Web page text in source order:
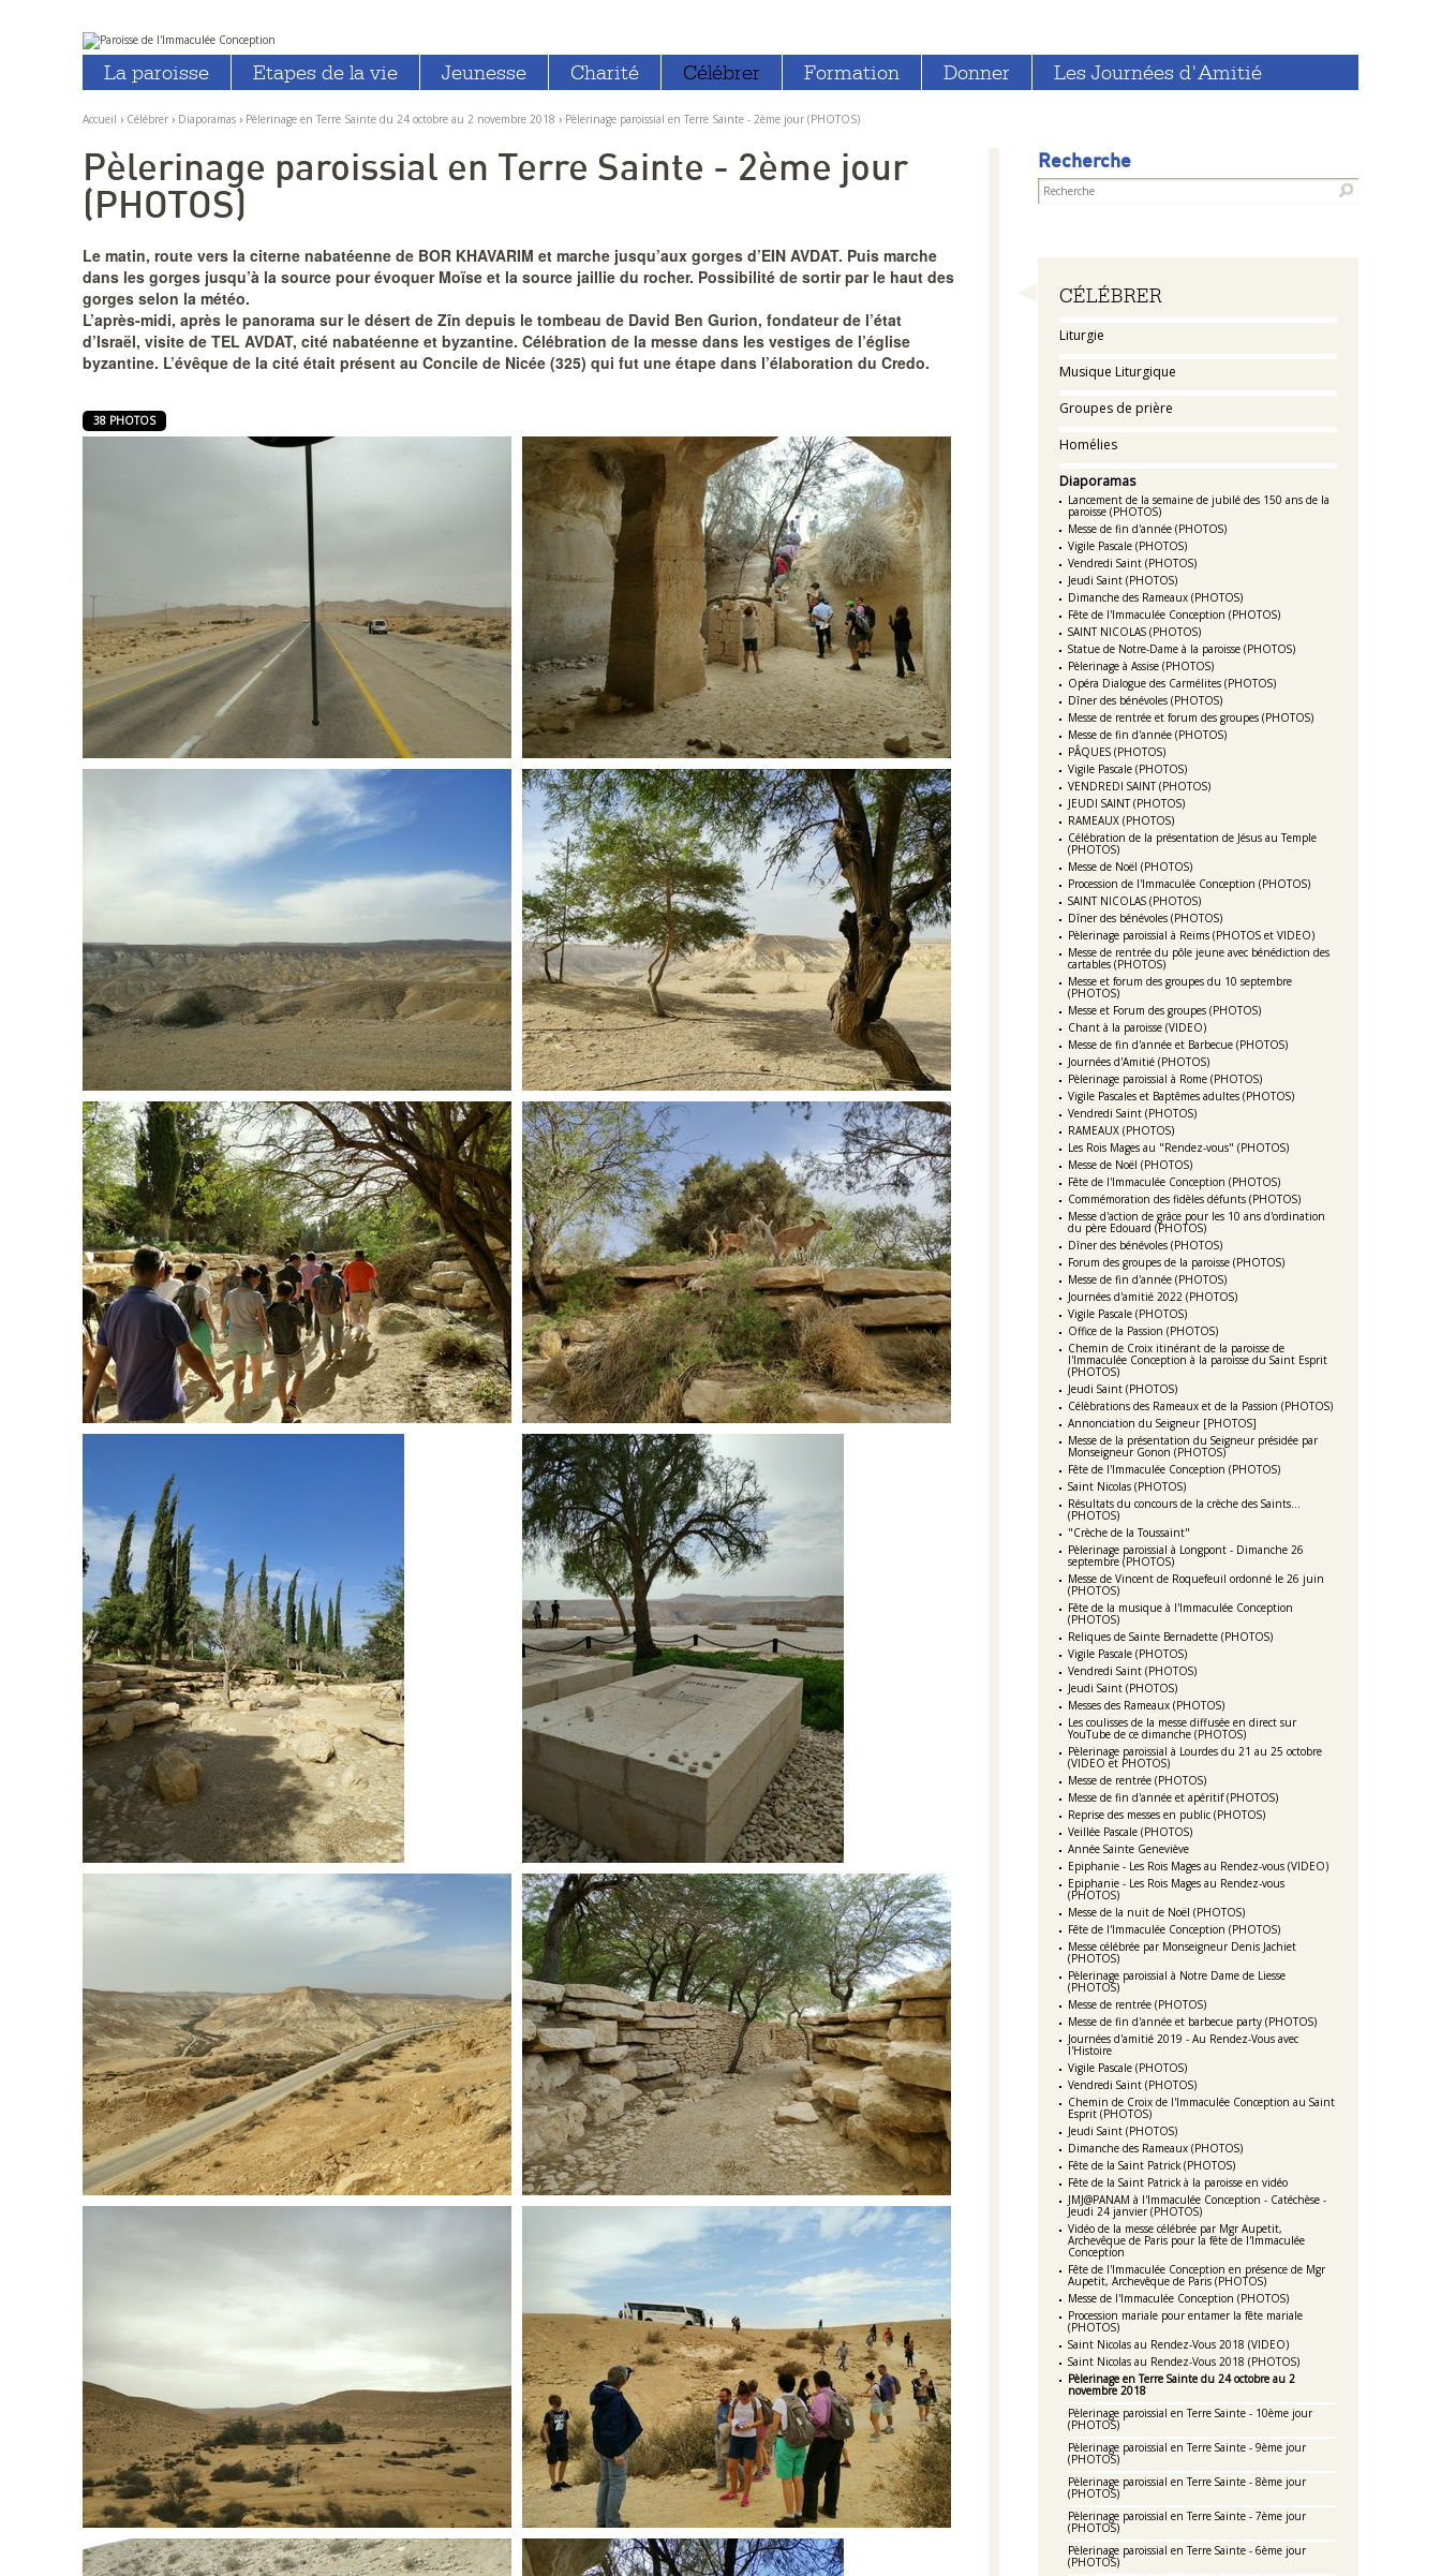
Aller
au
contenu.
à
Outils
personnels
La paroisse Etapes de la vie Jeunesse Charité Célébrer Formation Donner Les Journées d'Amitié
Accueil › Célébrer › Diaporamas › Pèlerinage en Terre Sainte du 24 octobre au 2 novembre 2018 › Pèlerinage paroissial en Terre Sainte - 2ème jour (PHOTOS)
Recherche
Navigation
CÉLÉBRER
Liturgie
Musique Liturgique
Groupes de prière
Homélies
Diaporamas
Lancement de la semaine de jubilé des 150 ans de la
paroisse (PHOTOS)
Messe de fin d'année (PHOTOS)
Vigile Pascale (PHOTOS)
Vendredi Saint (PHOTOS)
Jeudi Saint (PHOTOS)
Dimanche des Rameaux (PHOTOS)
Fête de l'Immaculée Conception (PHOTOS)
SAINT NICOLAS (PHOTOS)
Statue de Notre-Dame à la paroisse (PHOTOS)
Pèlerinage à Assise (PHOTOS)
Opéra Dialogue des Carmélites (PHOTOS)
Dîner des bénévoles (PHOTOS)
Messe de rentrée et forum des groupes (PHOTOS)
Messe de fin d'année (PHOTOS)
PÂQUES (PHOTOS)
Vigile Pascale (PHOTOS)
VENDREDI SAINT (PHOTOS)
JEUDI SAINT (PHOTOS)
RAMEAUX (PHOTOS)
Célébration de la présentation de Jésus au Temple
(PHOTOS)
Messe de Noël (PHOTOS)
Procession de l'Immaculée Conception (PHOTOS)
SAINT NICOLAS (PHOTOS)
Dîner des bénévoles (PHOTOS)
Pèlerinage paroissial à Reims (PHOTOS et VIDEO)
Messe de rentrée du pôle jeune avec bénédiction des
cartables (PHOTOS)
Messe et forum des groupes du 10 septembre
(PHOTOS)
Messe et Forum des groupes (PHOTOS)
Chant à la paroisse (VIDEO)
Messe de fin d'année et Barbecue (PHOTOS)
Journées d'Amitié (PHOTOS)
Pèlerinage paroissial à Rome (PHOTOS)
Vigile Pascales et Baptêmes adultes (PHOTOS)
Vendredi Saint (PHOTOS)
RAMEAUX (PHOTOS)
Les Rois Mages au "Rendez-vous" (PHOTOS)
Messe de Noël (PHOTOS)
Fête de l'Immaculée Conception (PHOTOS)
Commémoration des fidèles défunts (PHOTOS)
Messe d'action de grâce pour les 10 ans d'ordination
du père Edouard (PHOTOS)
Dîner des bénévoles (PHOTOS)
Forum des groupes de la paroisse (PHOTOS)
Messe de fin d'année (PHOTOS)
Journées d'amitié 2022 (PHOTOS)
Vigile Pascale (PHOTOS)
Office de la Passion (PHOTOS)
Chemin de Croix itinérant de la paroisse de
l'Immaculée Conception à la paroisse du Saint Esprit
(PHOTOS)
Jeudi Saint (PHOTOS)
Célèbrations des Rameaux et de la Passion (PHOTOS)
Annonciation du Seigneur [PHOTOS]
Messe de la présentation du Seigneur présidée par
Monseigneur Gonon (PHOTOS)
Fête de l'Immaculée Conception (PHOTOS)
Saint Nicolas (PHOTOS)
Résultats du concours de la crèche des Saints...
(PHOTOS)
"Crèche de la Toussaint"
Pèlerinage paroissial à Longpont - Dimanche 26
septembre (PHOTOS)
Messe de Vincent de Roquefeuil ordonné le 26 juin
(PHOTOS)
Fête de la musique à l'Immaculée Conception
(PHOTOS)
Reliques de Sainte Bernadette (PHOTOS)
Vigile Pascale (PHOTOS)
Vendredi Saint (PHOTOS)
Jeudi Saint (PHOTOS)
Messes des Rameaux (PHOTOS)
Les coulisses de la messe diffusée en direct sur
YouTube de ce dimanche (PHOTOS)
Pèlerinage paroissial à Lourdes du 21 au 25 octobre
(VIDEO et PHOTOS)
Messe de rentrée (PHOTOS)
Messe de fin d'année et apéritif (PHOTOS)
Reprise des messes en public (PHOTOS)
Veillée Pascale (PHOTOS)
Année Sainte Geneviève
Epiphanie - Les Rois Mages au Rendez-vous (VIDEO)
Epiphanie - Les Rois Mages au Rendez-vous
(PHOTOS)
Messe de la nuit de Noël (PHOTOS)
Fête de l'Immaculée Conception (PHOTOS)
Messe célébrée par Monseigneur Denis Jachiet
(PHOTOS)
Pèlerinage paroissial à Notre Dame de Liesse
(PHOTOS)
Messe de rentrée (PHOTOS)
Messe de fin d'année et barbecue party (PHOTOS)
Journées d'amitié 2019 - Au Rendez-Vous avec
l'Histoire
Vigile Pascale (PHOTOS)
Vendredi Saint (PHOTOS)
Chemin de Croix de l'Immaculée Conception au Saint
Esprit (PHOTOS)
Jeudi Saint (PHOTOS)
Dimanche des Rameaux (PHOTOS)
Fête de la Saint Patrick (PHOTOS)
Fête de la Saint Patrick à la paroisse en vidéo
JMJ@PANAM à l'Immaculée Conception - Catéchèse -
Jeudi 24 janvier (PHOTOS)
Vidéo de la messe célébrée par Mgr Aupetit,
Archevêque de Paris pour la fête de l'Immaculée
Conception
Fête de l'Immaculée Conception en présence de Mgr
Aupetit, Archevêque de Paris (PHOTOS)
Messe de l'Immaculée Conception (PHOTOS)
Procession mariale pour entamer la fête mariale
(PHOTOS)
Saint Nicolas au Rendez-Vous 2018 (VIDEO)
Saint Nicolas au Rendez-Vous 2018 (PHOTOS)
Pèlerinage en Terre Sainte du 24 octobre au 2
novembre 2018
Pèlerinage paroissial en Terre Sainte - 10ème jour
(PHOTOS)
Pèlerinage paroissial en Terre Sainte - 9ème jour
(PHOTOS)
Pèlerinage paroissial en Terre Sainte - 8ème jour
(PHOTOS)
Pèlerinage paroissial en Terre Sainte - 7ème jour
(PHOTOS)
Pèlerinage paroissial en Terre Sainte - 6ème jour
(PHOTOS)
Pèlerinage paroissial en Terre Sainte - 2ème jour
(PHOTOS)
Le matin, route vers la citerne nabatéenne de BOR KHAVARIM et marche jusqu’aux gorges d’EIN AVDAT. Puis marche
dans les gorges jusqu’à la source pour évoquer Moïse et la source jaillie du rocher. Possibilité de sortir par le haut des
gorges selon la météo.
L’après-midi, après le panorama sur le désert de Zîn depuis le tombeau de David Ben Gurion, fondateur de l’état
d’Israël, visite de TEL AVDAT, cité nabatéenne et byzantine. Célébration de la messe dans les vestiges de l’église
byzantine. L’évêque de la cité était présent au Concile de Nicée (325) qui fut une étape dans l’élaboration du Credo.
38 PHOTOS